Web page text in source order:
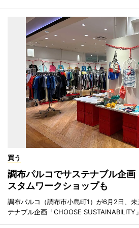
買う
調布パルコでサステナブル企
スタムワークショップも
調布パルコ（調布市小島町1）が6月2日、
テナブル企画「CHOOSE SUSTAINABILITY